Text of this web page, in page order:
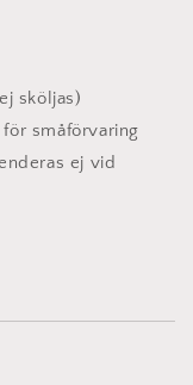
sköljas)
småförvaring
ej vid